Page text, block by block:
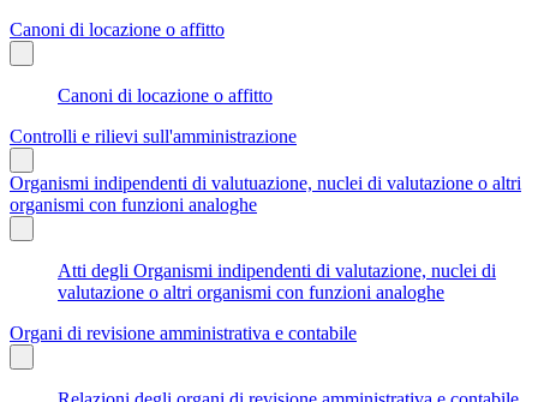
Canoni di locazione o affitto
Canoni di locazione o affitto
Controlli e rilievi sull'amministrazione
Organismi indipendenti di valutuazione, nuclei di valutazione o altri
organismi con funzioni analoghe
Atti degli Organismi indipendenti di valutazione, nuclei di
valutazione o altri organismi con funzioni analoghe
Organi di revisione amministrativa e contabile